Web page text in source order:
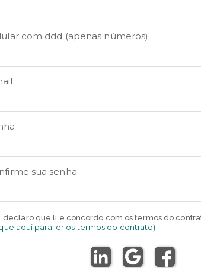
com ddd (apenas números)
sua senha
declaro que li e concordo com os termos do
aqui para ler os termos do contrato)